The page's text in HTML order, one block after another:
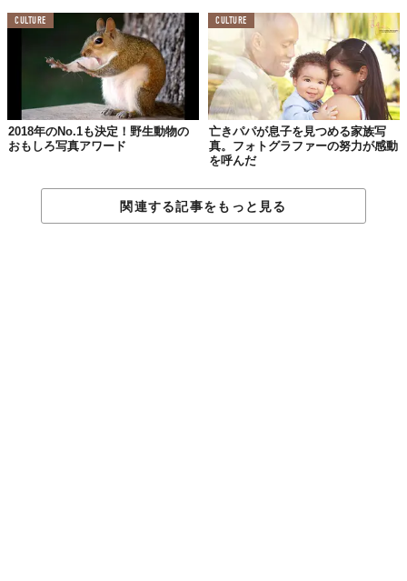
CULTURE
2018年のNo.1も決定！野生動物の
おもしろ写真アワード
CULTURE
亡きパパが息子を見つめる家族写
真。フォトグラファーの努力が感動
を呼んだ
関連する記事をもっと見る